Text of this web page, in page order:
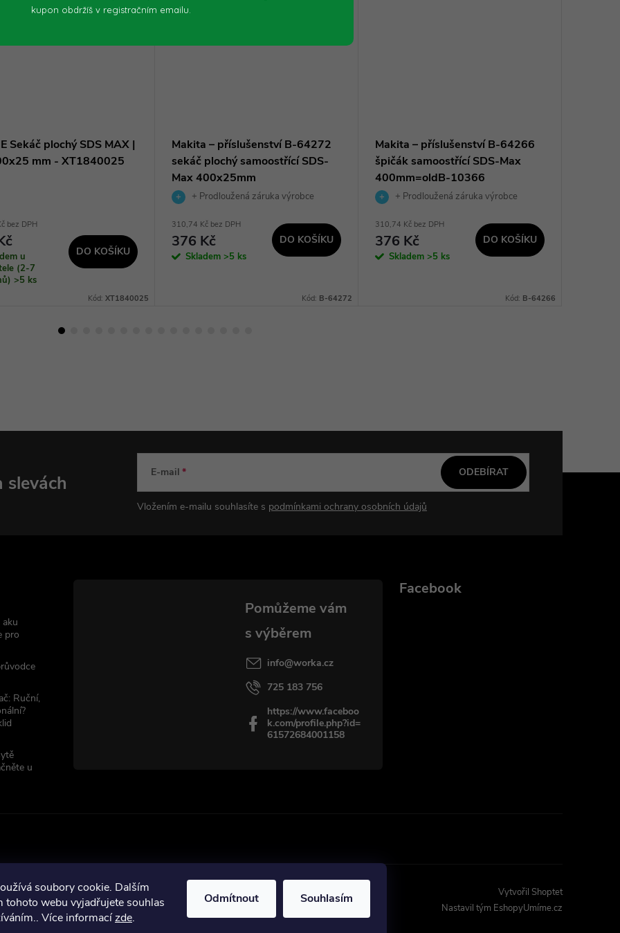
soubory cookie. Dalším
tohoto webu vyjadřujete souhlas
Více informacízde.
Odmítnout Souhlasím
Sekáč plochý SDS MAX |
mm - XT1840025
bez DPH
u
(2-7
>5 ks
DO KOŠÍKU
Kód: XT1840025
Makita – příslušenství B-64272
sekáč plochý samoostřící SDS-
Max 400x25mm
+ Prodloužená záruka výrobce
310,74 Kč bez DPH
376 Kč
Skladem >5 ks
DO KOŠÍKU
Kód: B-64272
Makita – příslušenství B-64266
špičák samoostřící SDS-Max
400mm=oldB-10366
+ Prodloužená záruka výrobce
310,74 Kč bez DPH
376 Kč
Skladem >5 ks
DO KOŠÍKU
Kód: B-64266
slevách E-mail
Vložením e-mailu souhlasíte s podmínkami ochrany osobních údajů
ODEBÍRAT
pro
Ruční,
u
info@worka.cz
725 183 756
https://www.faceboo
k.com/profile.php?id=
61572684001158
Facebook
Vytvořil Shoptet
Nastavil tým EshopyUmíme.cz
vyhrazena.
kupon obdržíš v registračním emailu.